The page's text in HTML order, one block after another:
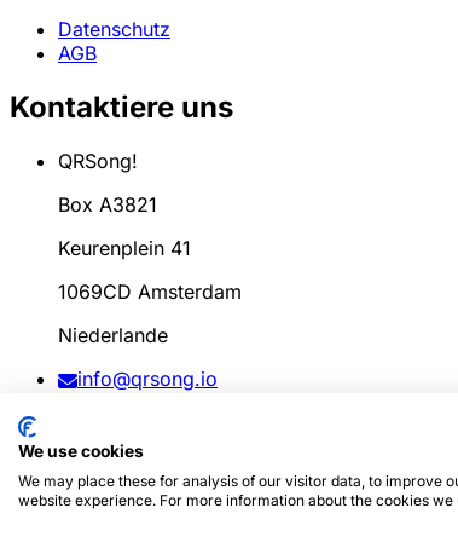
Datenschutz
AGB
Kontaktiere uns
QRSong!
Box A3821
Keurenplein 41
1069CD Amsterdam
Niederlande
info@qrsong.io
MwSt: 8689.27.764.B.01
We use cookies
We may place these for analysis of our visitor data, to improve
website experience. For more information about the cookies we